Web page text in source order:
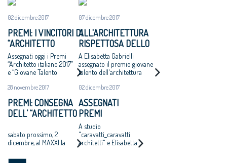
02 dicembre 2017
PREMI: I VINCITORI DI
“ARCHITETTO
ITALIANO 2017” E
“GIOVANE TALENTO
DELL’ARCHITETTURA
ITALIANA 2017”
Assegnati oggi i Premi
“Architetto italiano 2017”
e “Giovane Talento
2017” che il Consiglio
Pianificatori, Paesaggisti e
Conservatori ha bandito,
28 novembre 2017
PREMI: CONSEGNA
DELL’ “ARCHITETTO
DEL “GIOVANE
TALENTO
DELL’ARCHITETTURA
sabato prossimo, 2
dicembre, al MAXXI la
2017” – verso l’VIII
07 dicembre 2017
ALL'ARCHITETTURA
RISPETTOSA DELLO
STUDIO
CARAVATTI_CARAVATTI
IL PREMIO
ARCHITETTO ITALIANO
A Elisabetta Gabrielli
assegnato il premio giovane
talento dell'architettura
Molo di Askim-Goteborg
02 dicembre 2017
ASSEGNATI
PREMI
ARCHITETTO
ITALIANO E
GIOVANE
A studio
"caravatti_caravatti
architetti" e Elisabetta
Gabrielli